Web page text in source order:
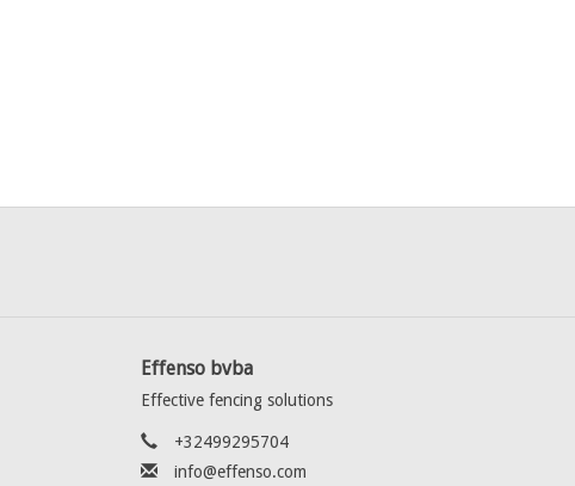
Effenso bvba
Effective fencing solutions
+32499295704
info@effenso.com